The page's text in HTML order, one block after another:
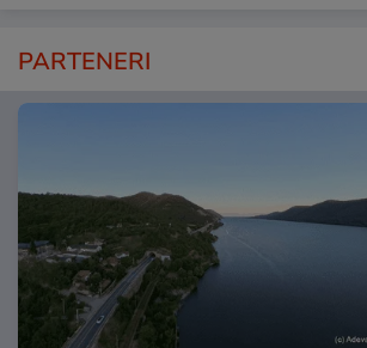
PARTENERI